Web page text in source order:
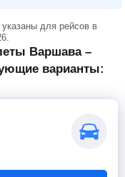
для рейсов в
Варшава –
варианты: